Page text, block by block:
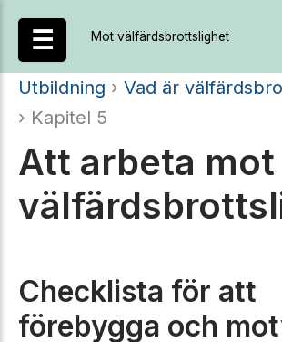
☰
Hoppa
innehåll
Mot välfärdsbrottslighet
Utbildning › Vad är
› Kapitel 5
Att arbeta mot
Checklista för att
förebygga och